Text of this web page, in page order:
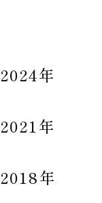
2024年
2021年
2018年